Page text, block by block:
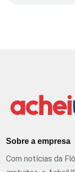
Sobre a empresa
Com notícias da